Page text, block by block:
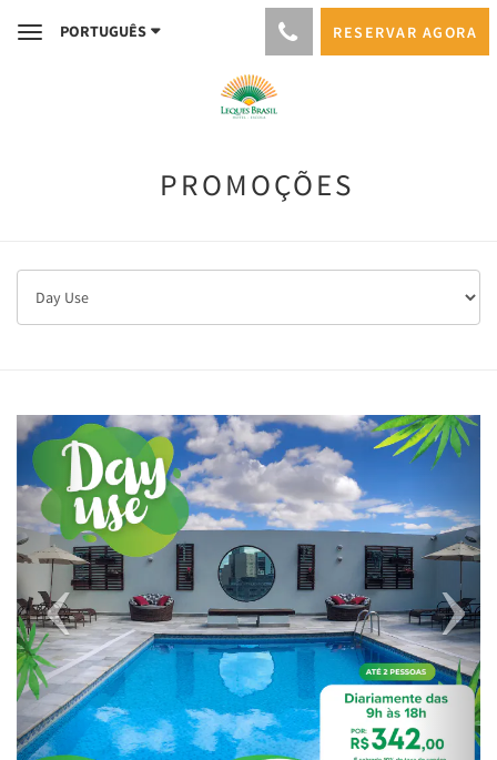
TogglePORTUGUÊS RESERVAR AGORA
PROMOÇÕES
Previous Next